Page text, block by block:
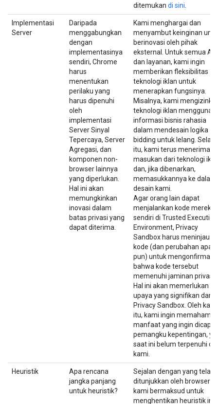
ditemukan di sini
Implementasi
Server
Daripada
menggabungkan
dengan
implementasinya
sendiri, Chrome
harus
menentukan
perilaku yang
harus dipenuhi
oleh
implementasi
Server Sinyal
Tepercaya, Server
Agregasi, dan
komponen non-
browser lainnya
yang diperlukan.
Hal ini akan
memungkinkan
inovasi dalam
batas privasi yang
dapat diterima.
Kami menghargai dan
menyambut keinginan
berinovasi oleh pihak
eksternal. Untuk semua API
dan layanan, kami ingin
memberikan fleksibilitas
teknologi iklan untuk
menerapkan fungsinya.
Misalnya, kami
teknologi iklan
informasi bisnis rahasia
dalam mendesain logika
bidding untuk lelang. Selain
itu, kami terus menerima
masukan dari teknologi
dan, jika dibenarkan,
memasukkannya ke dalam
desain kami.
Agar orang lain dapat
menjalankan kode mereka
sendiri di Trusted Execution
Environment, Privacy
Sandbox harus meninjau
kode (dan perubahan apa
pun) untuk mengonfirmasi
bahwa kode tersebut
memenuhi jaminan privasi.
Hal ini akan memerlukan
upaya yang signifikan dari
Privacy Sandbox. Oleh
itu, kami ingin memahami
manfaat yang ingin dicapai
pemangku kepentingan,
saat ini belum terpenuhi
kami.
Heuristik
Apa rencana
jangka panjang
untuk heuristik?
Sejalan dengan yang telah
ditunjukkan oleh browser
kami bermaksud untuk
menghentikan heuristik ini